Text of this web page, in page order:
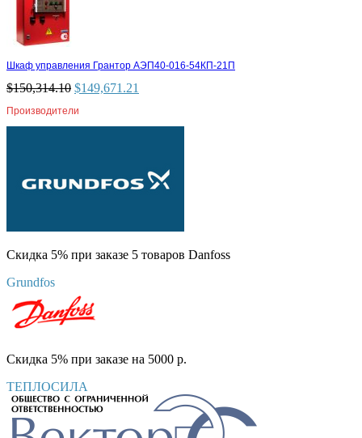
Шкаф управления Грантор АЭП40-016-54КП-21П
$150,314.10 $149,671.21
Производители
Скидка 5% при заказе 5 товаров Danfoss
Grundfos
Скидка 5% при заказе на 5000 р.
ТЕПЛОСИЛА